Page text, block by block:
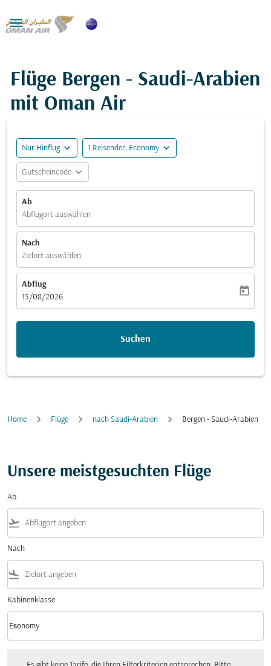

Flüge Bergen - Saudi-Arabien
mit Oman Air
Nur Hinflug expand_more 1 Reisender, Economy expand_more
Gutscheincode expand_more
Ab
Abflugort auswählen
Nach
Zielort auswählen
Abflug
fc-booking-departure-date-aria-label
15/08/2026
today
Suchen
Home Flüge nach Saudi-Arabien Bergen - Saudi-Arabien
Unsere meistgesuchten Flüge
Ab
flight_takeoff
Nach
flight_land
Kabinenklasse
Kabinenklasse option Economy Selected
Economy
keyboard_arrow_down